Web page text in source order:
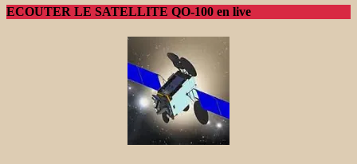
ECOUTER LE SATELLITE QO-100 en live